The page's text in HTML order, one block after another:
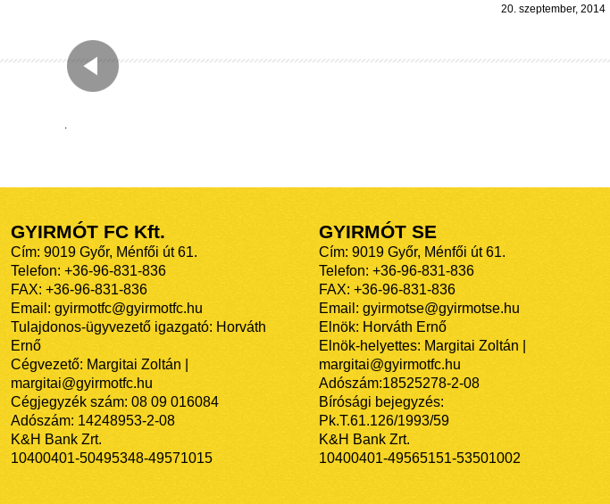
20. szeptember, 2014
.
GYIRMÓT FC Kft.
Cím: 9019 Győr, Ménfői út 61.
Telefon: +36-96-831-836
FAX: +36-96-831-836
Email: gyirmotfc@gyirmotfc.hu
Tulajdonos-ügyvezető igazgató: Horváth
Ernő
Cégvezető: Margitai Zoltán |
margitai@gyirmotfc.hu
Cégjegyzék szám: 08 09 016084
Adószám: 14248953-2-08
K&H Bank Zrt.
10400401-50495348-49571015
GYIRMÓT SE
Cím: 9019 Győr, Ménfői út 61.
Telefon: +36-96-831-836
FAX: +36-96-831-836
Email: gyirmotse@gyirmotse.hu
Elnök: Horváth Ernő
Elnök-helyettes: Margitai Zoltán |
margitai@gyirmotfc.hu
Adószám:18525278-2-08
Bírósági bejegyzés:
Pk.T.61.126/1993/59
K&H Bank Zrt.
10400401-49565151-53501002